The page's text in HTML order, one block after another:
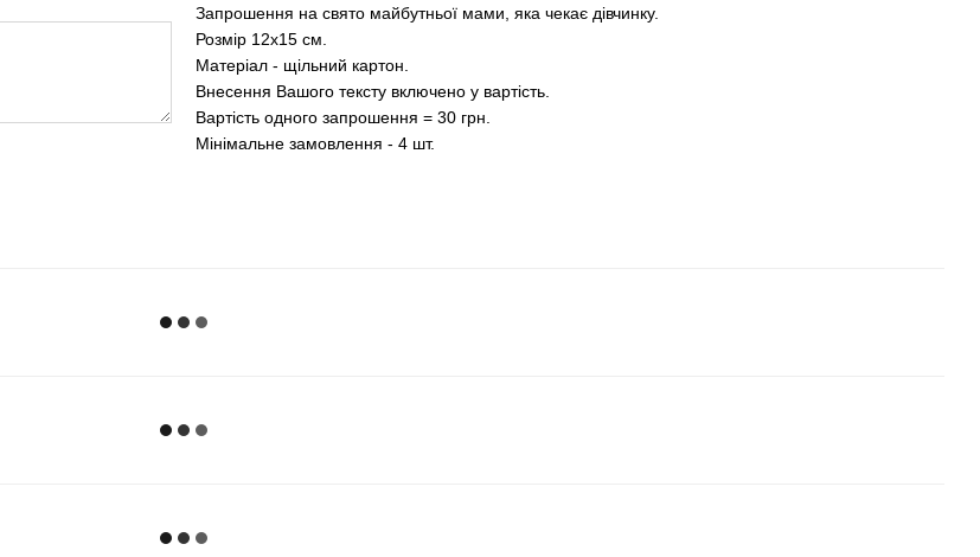
Запрошення на свято майбутньої мами, яка чекає дівчинку.
Розмір 12х15 см.
Матеріал - щільний картон.
Внесення Вашого тексту включено у вартість.
Вартість одного запрошення = 30 грн.
Мінімальне замовлення - 4 шт.